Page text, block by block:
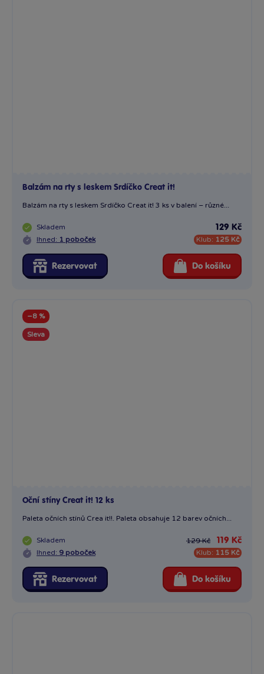
Balzám na rty s leskem Srdíčko Creat it!
Balzám na rty s leskem Srdíčko Creat it! 3 ks v balení – různé...
Skladem
Ihned: 1 poboček
129 Kč
Klub: 125 Kč
Rezervovat Do košíku
−8 %
Sleva
Oční stíny Creat it! 12 ks
Paleta očních stínů Crea it!!. Paleta obsahuje 12 barev očních...
Skladem
Ihned: 9 poboček
129 Kč 119 Kč
Klub: 115 Kč
Rezervovat Do košíku